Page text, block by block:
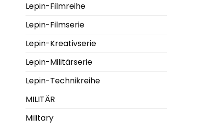
Lepin-Filmreihe
Lepin-Filmserie
Lepin-Kreativserie
Lepin-Militärserie
Lepin-Technikreihe
MILITÄR
Military